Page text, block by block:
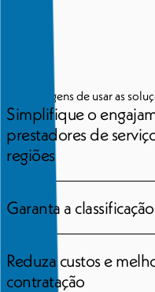
As Vantagens de usar as
Simplifique o
prestadores de
regiões
Garanta a
Reduza custos e
contratação